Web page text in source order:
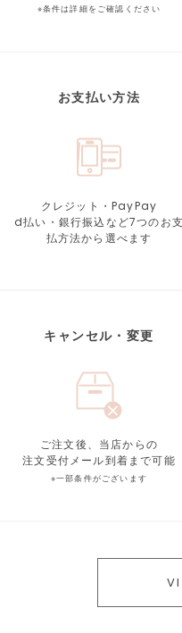
※条件は詳細をご確認ください
お支払い方法
クレジット・PayPay
d払い・銀行振込など7つのお支
払方法から選べます
キャンセル・変更
ご注文後、当店からの
注文受付メール到着まで可能
※一部条件がございます